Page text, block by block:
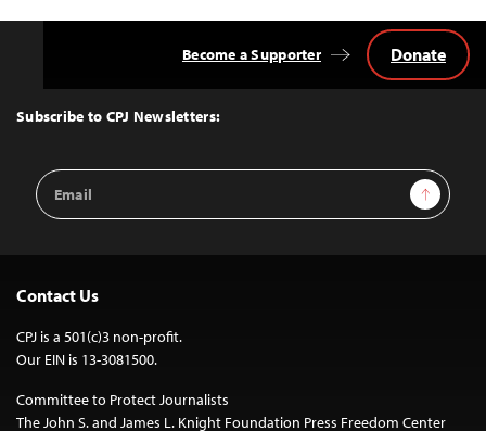
Top
Subscribe to CPJ Newsletters:
Email
Address
Sign Up
Become a Supporter Donate
Contact Us
CPJ is a 501(c)3 non-profit.
Our EIN is 13-3081500.
Committee to Protect Journalists
The John S. and James L. Knight Foundation Press Freedom Center